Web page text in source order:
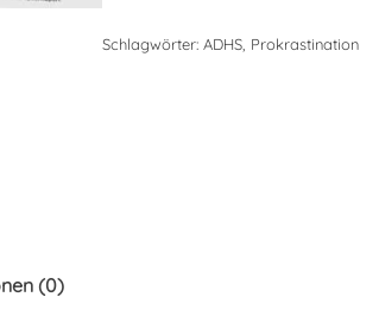
Schlagwörter: ADHS, Prokrastination
(0)